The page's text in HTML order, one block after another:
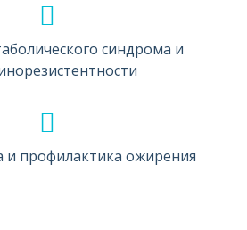
синдрома и
и профилактика ожирения